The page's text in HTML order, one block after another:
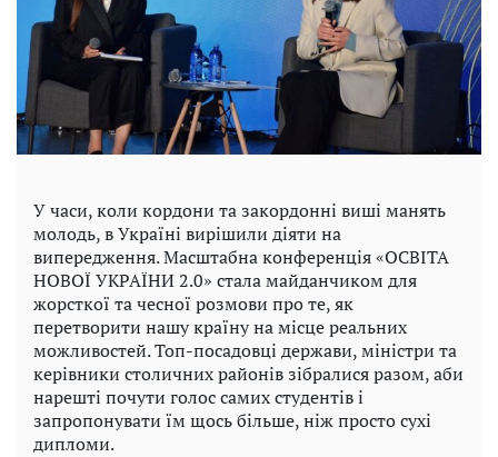
У часи, коли кордони та закордонні виші манять
молодь, в Україні вирішили діяти на
випередження. Масштабна конференція «ОСВІТА
НОВОЇ УКРАЇНИ 2.0» стала майданчиком для
жорсткої та чесної розмови про те, як
перетворити нашу країну на місце реальних
можливостей. Топ-посадовці держави, міністри та
керівники столичних районів зібралися разом, аби
нарешті почути голос самих студентів і
запропонувати їм щось більше, ніж просто сухі
дипломи.